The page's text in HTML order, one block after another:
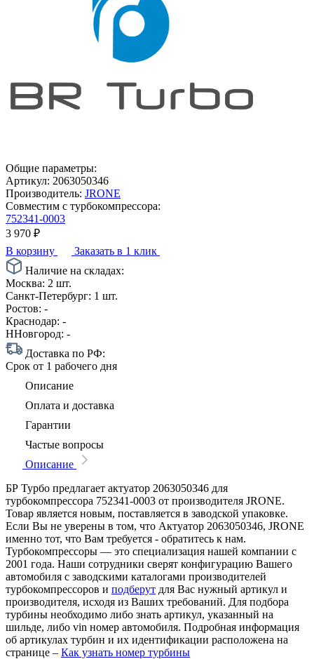
Общие параметры:
Артикул: 2063050346
Производитель: JRONE
Совместим с турбокомпрессора:
752341-0003
3 970 ₽
В корзину
Заказать в 1 клик
Наличие на складах:
Москва: 2 шт.
Санкт-Петербург: 1 шт.
Ростов: -
Краснодар: -
ННовгород: -
Доставка по РФ:
Срок от 1 рабочего дня
Описание
Оплата и доставка
Гарантии
Частые вопросы
Описание
БР Турбо предлагает актуатор 2063050346 для
турбокомпрессора 752341-0003 от производителя JRONE.
Товар является новым, поставляется в заводской упаковке.
Если Вы не уверены в том, что Актуатор 2063050346, JRONE
именно тот, что Вам требуется - обратитесь к нам.
Турбокомпрессоры — это специализация нашей компании с
2001 года. Наши сотрудники сверят конфигурацию Вашего
автомобиля с заводскими каталогами производителей
турбокомпрессоров и подберут для Вас нужный артикул и
производителя, исходя из Ваших требований. Для подбора
турбины необходимо либо знать артикул, указанный на
шильде, либо vin номер автомобиля. Подробная информация
об артикулах турбин и их идентификации расположена на
странице – Как узнать номер турбины